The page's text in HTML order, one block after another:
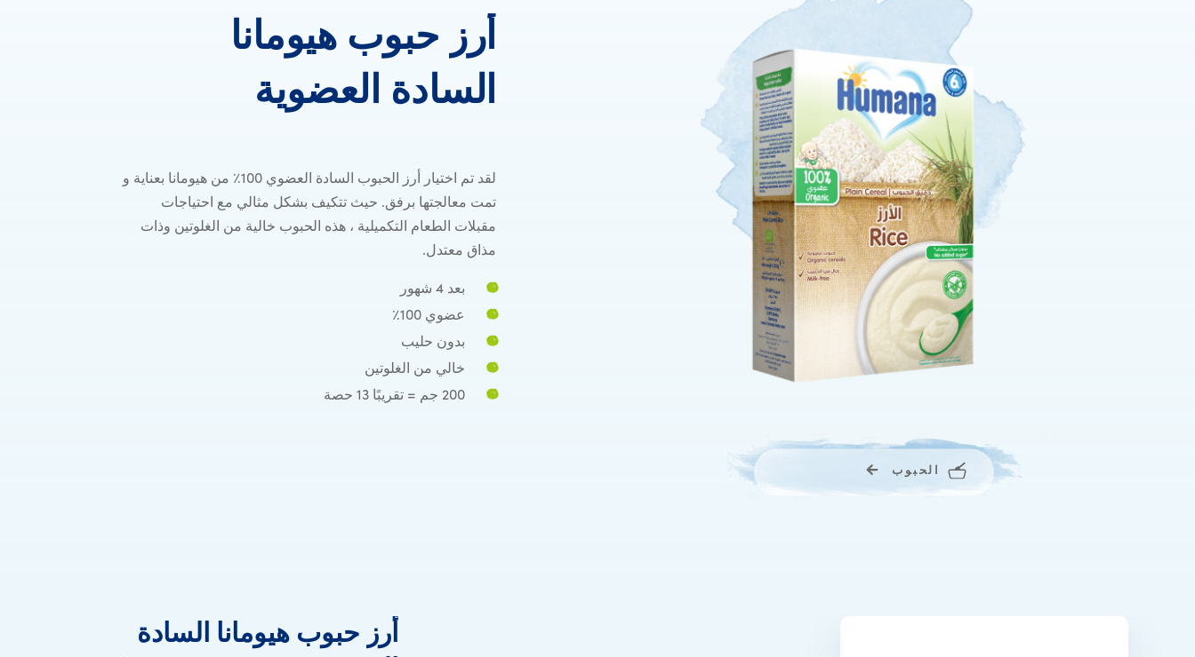
أرز حبوب هيومانا
السادة العضوية
لقد تم اختيار أرز الحبوب السادة العضوي 100٪ من هيومانا بعناية و
تمت معالجتها برفق. حيث تتكيف بشكل مثالي مع احتياجات
مقبلات الطعام التكميلية ، هذه الحبوب خالية من الغلوتين وذات
مذاق معتدل.
بعد 4 شهور
عضوي 100٪
بدون حليب
خالي من الغلوتين
200 جم = تقريبًا 13 حصة
الحبوب
أرز حبوب هيومانا السادة